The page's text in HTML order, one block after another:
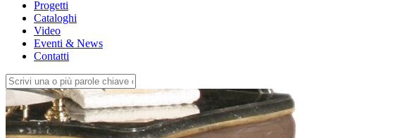
Progetti
Cataloghi
Video
Eventi & News
Contatti